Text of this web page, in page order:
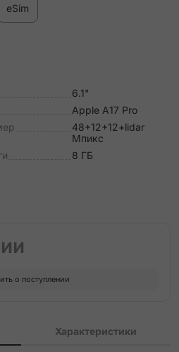
eSim
6.1"
Apple A17 Pro
48+12+12+lidar
Мпикс
8 ГБ
о поступлении
Характеристики